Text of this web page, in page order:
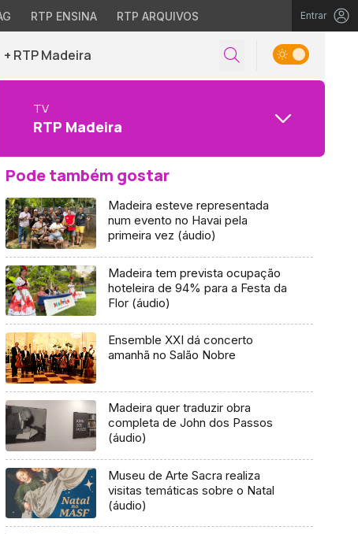
RTP ENSINA RTP ARQUIVOS Entrar
+ RTP Madeira
TV
RTP Madeira
Pode também gostar
Madeira esteve representada
num evento no Havai pela
primeira vez (áudio)
Madeira tem prevista ocupação
hoteleira de 94% para a Festa da
Flor (áudio)
Ensemble XXI dá concerto
amanhã no Salão Nobre
Madeira quer traduzir obra
completa de John dos Passos
(áudio)
Museu de Arte Sacra realiza
visitas temáticas sobre o Natal
(áudio)